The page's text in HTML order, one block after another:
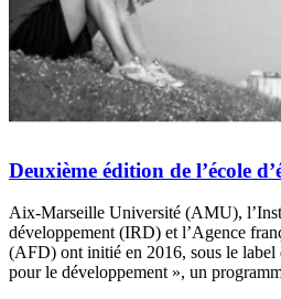
Deuxième édition de l’école
Aix-Marseille Université (AMU),
développement (IRD) et l’Agence
(AFD) ont initié en 2016, sous le label
pour le développement », un